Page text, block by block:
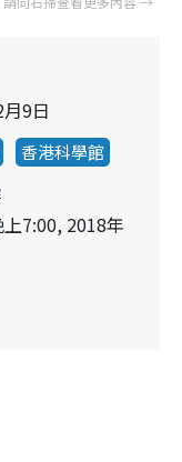
9日
香港科學館
7:00, 2018年